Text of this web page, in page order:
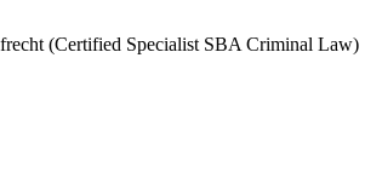
(Certified Specialist SBA Criminal Law)